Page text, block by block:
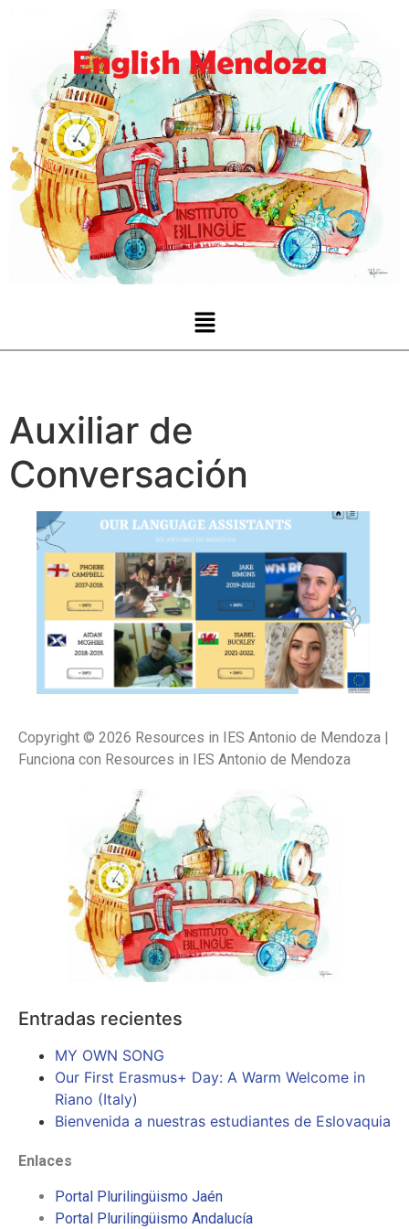
Auxiliar de
Conversación
Copyright © 2026 Resources in IES Antonio de Mendoza |
Funciona con Resources in IES Antonio de Mendoza
Entradas recientes
MY OWN SONG
Our First Erasmus+ Day: A Warm Welcome in
Riano (Italy)
Bienvenida a nuestras estudiantes de Eslovaquia
Enlaces
Portal Plurilingüismo Jaén
Portal Plurilingüismo Andalucía